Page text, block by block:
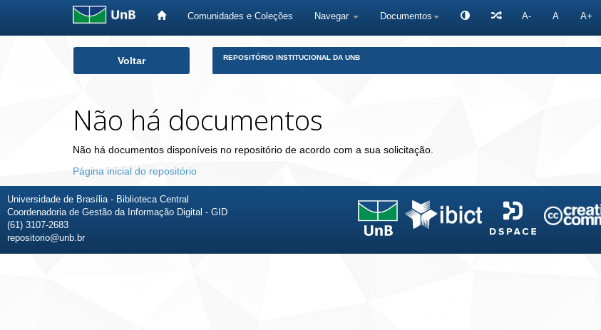
Comunidades e Coleções Navegar Documentos A- A A+
Voltar REPOSITÓRIO INSTITUCIONAL DA UNB
Não há documentos
Não há documentos disponíveis no repositório de acordo com a sua solicitação.
Página inicial do repositório
Universidade de Brasília - Biblioteca Central
Coordenadoria de Gestão da Informação Digital - GID
(61) 3107-2683
repositorio@unb.br